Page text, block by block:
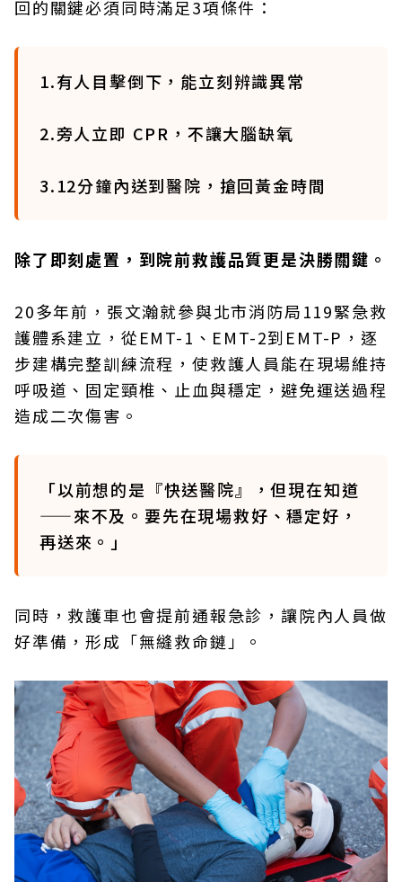
回的關鍵必須同時滿足3項條件：
1.有人目擊倒下，能立刻辨識異常
2.旁人立即 CPR，不讓大腦缺氧
3.12分鐘內送到醫院，搶回黃金時間
除了即刻處置，到院前救護品質更是決勝關鍵。
20多年前，張文瀚就參與北市消防局119緊急救
護體系建立，從EMT-1、EMT-2到EMT-P，逐
步建構完整訓練流程，使救護人員能在現場維持
呼吸道、固定頸椎、止血與穩定，避免運送過程
造成二次傷害。
「以前想的是『快送醫院』，但現在知道
——來不及。要先在現場救好、穩定好，
再送來。」
同時，救護車也會提前通報急診，讓院內人員做
好準備，形成「無縫救命鏈」。